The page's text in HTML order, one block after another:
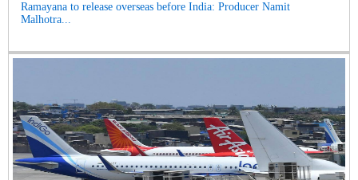
Ramayana to release overseas before India: Producer Namit
Malhotra...